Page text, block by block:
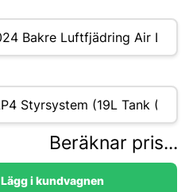
Beräknar pris...
Lägg i kundvagnen